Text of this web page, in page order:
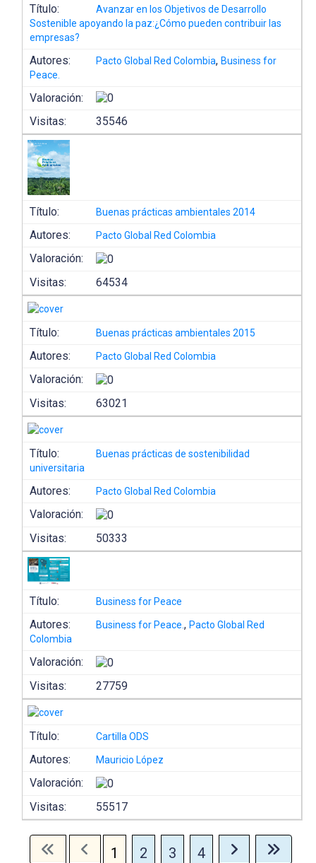
Título:
Avanzar en los Objetivos de Desarrollo
Sostenible apoyando la paz:¿Cómo pueden contribuir las
empresas?
Autores: Pacto Global Red Colombia,Business for
Peace.
Valoración:
Visitas:
35546
Título: Buenas prácticas ambientales 2014
Autores: Pacto Global Red Colombia
Valoración:
Visitas:
64534
Título: Buenas prácticas ambientales 2015
Autores: Pacto Global Red Colombia
Valoración:
Visitas:
63021
Título:
Buenas prácticas de sostenibilidad
universitaria
Autores: Pacto Global Red Colombia
Valoración:
Visitas:
50333
Título: Business for Peace
Autores: Business for Peace.,Pacto Global Red
Colombia
Valoración:
Visitas:
27759
Título: Cartilla ODS
Autores: Mauricio López
Valoración:
Visitas:
55517
1 2 3 4